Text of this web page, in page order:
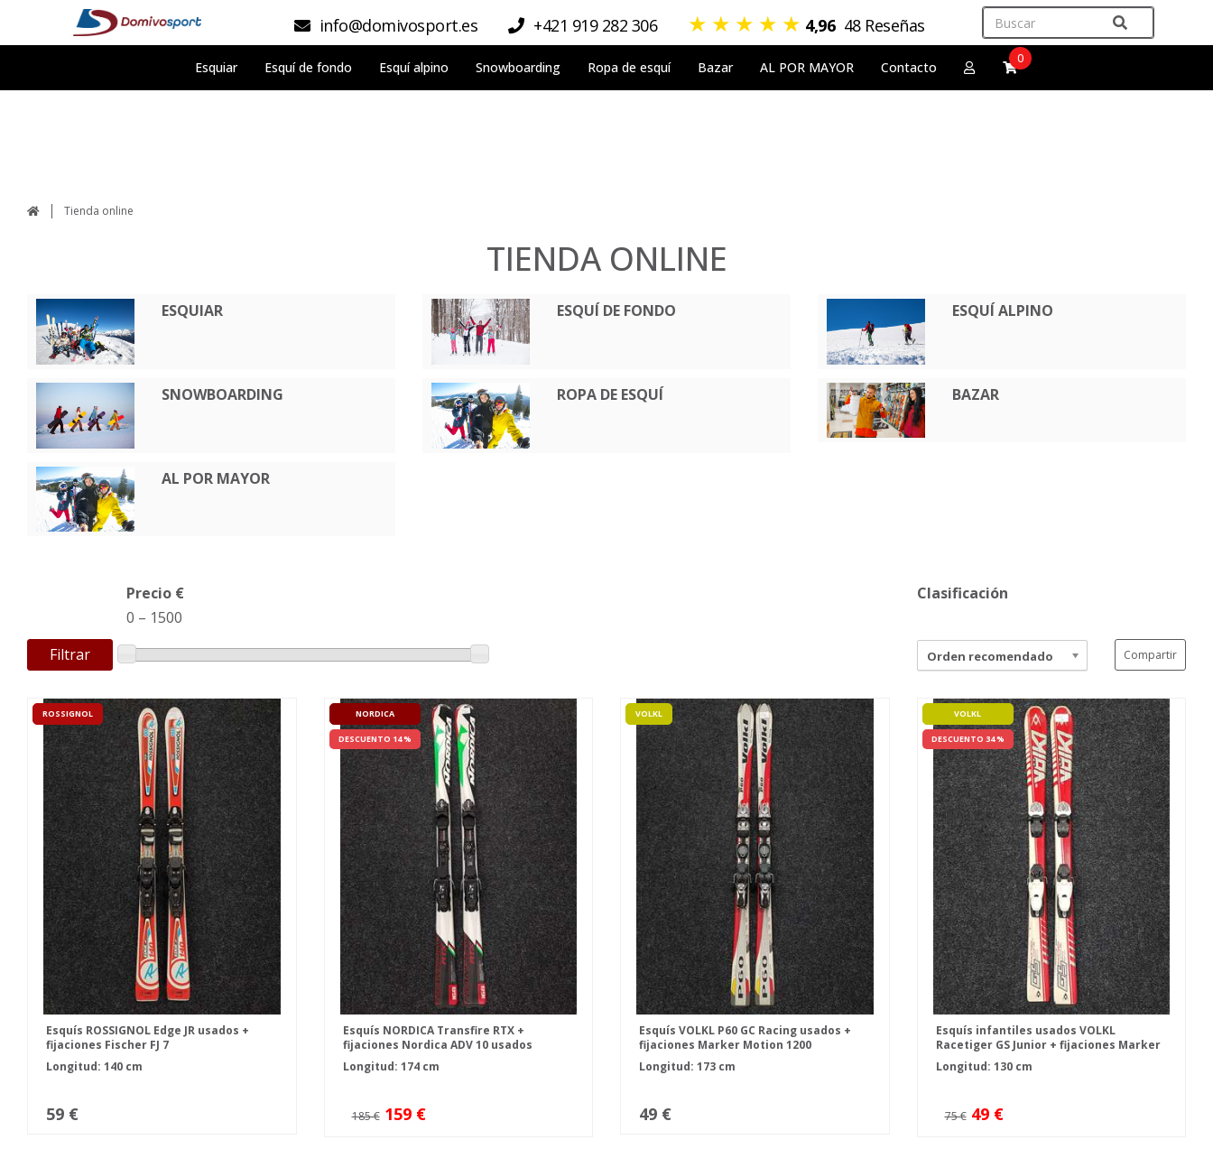
info@domivosport.es +421 919 282 306 ★ ★ ★ ★ ★ 4,96 48 Reseñas
Esquiar Esquí de fondo Esquí alpino Snowboarding Ropa de esquí Bazar AL POR MAYOR Contacto
0
Tienda online
TIENDA ONLINE
ESQUIAR ESQUÍ DE FONDO ESQUÍ ALPINO
SNOWBOARDING ROPA DE ESQUÍ BAZAR
AL POR MAYOR
Filtrar
Precio €
0 – 1500
Clasificación
Orden recomendado Compartir
ROSSIGNOL
Esquís ROSSIGNOL Edge JR usados +
fijaciones Fischer FJ 7
Longitud: 140 cm
59 €
NORDICA
DESCUENTO 14 %
Esquís NORDICA Transfire RTX +
fijaciones Nordica ADV 10 usados
Longitud: 174 cm
185 € 159 €
VOLKL
Esquís VOLKL P60 GC Racing usados +
fijaciones Marker Motion 1200
Longitud: 173 cm
49 €
VOLKL
DESCUENTO 34 %
Esquís infantiles usados VOLKL
Racetiger GS Junior + fijaciones Marker
4.5
Longitud: 130 cm
75 € 49 €